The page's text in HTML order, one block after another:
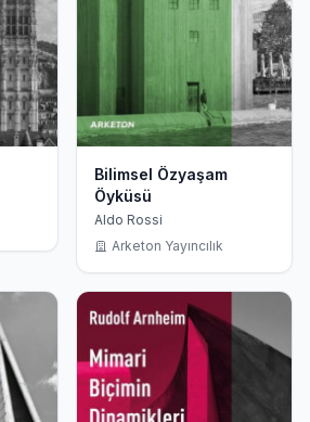
Bilimsel Özyaşam
Öyküsü
Aldo Rossi
Arketon Yayıncılık